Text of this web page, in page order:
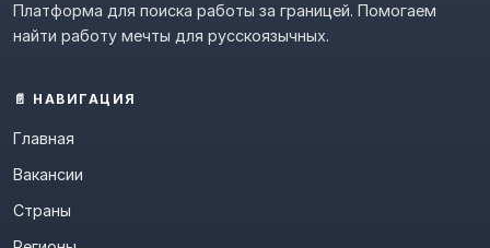
Платформа для поиска работы за границей. Помогаем
найти работу мечты для русскоязычных.
📄 НАВИГАЦИЯ
Главная
Вакансии
Страны